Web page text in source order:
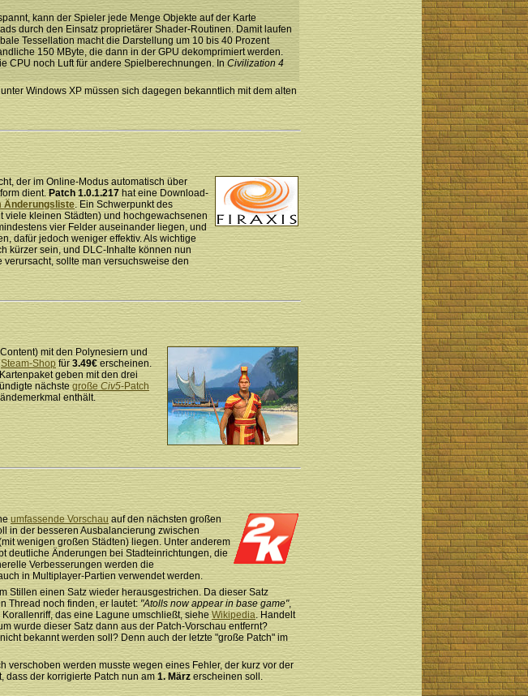
kann der Spieler jede Menge Objekte auf der Karte
durch den Einsatz proprietärer Shader-Routinen. Damit laufen
Tessellation macht die Darstellung um 10 bis 40 Prozent
150 MByte, die dann in der GPU dekomprimiert werden.
CPU noch Luft für andere Spielberechnungen. In Civilization 4
Windows XP müssen sich dagegen bekanntlich mit dem alten
der im Online-Modus automatisch über
dient.Patch 1.0.1.217 hat eine Download-
Änderungsliste. Ein Schwerpunkt des
viele kleinen Städten) und hochgewachsenen
vier Felder auseinander liegen, und
dafür jedoch weniger effektiv. Als wichtige
kürzer sein, und DLC-Inhalte können nun
sollte man versuchsweise den
mit den Polynesiern und
Steam-Shop für3.49€erscheinen.
geben mit den drei
nächstegroße Civ5-Patch
enthält.
umfassende Vorschau auf den nächsten großen
in der besseren Ausbalancierung zwischen
wenigen großen Städten) liegen. Unter anderem
deutliche Änderungen bei Stadteinrichtungen, die
Verbesserungen werden die
in Multiplayer-Partien verwendet werden.
Stillen einen Satz wieder herausgestrichen. Da dieser Satz
Thread noch finden, er lautet: "Atolls now appear in base game",
das eine Lagune umschließt, sieheWikipedia. Handelt
wurde dieser Satz dann aus der Patch-Vorschau entfernt?
bekannt werden soll? Denn auch der letzte "große Patch" im
verschoben werden musste wegen eines Fehler, der kurz vor der
dass der korrigierte Patch nun am1. März erscheinen soll.